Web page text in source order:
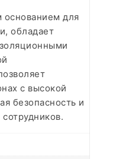
для
обладает
с высокой
безопасность и